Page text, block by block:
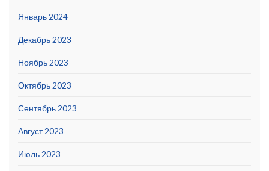
Январь 2024
Декабрь 2023
Ноябрь 2023
Октябрь 2023
Сентябрь 2023
Август 2023
Июль 2023